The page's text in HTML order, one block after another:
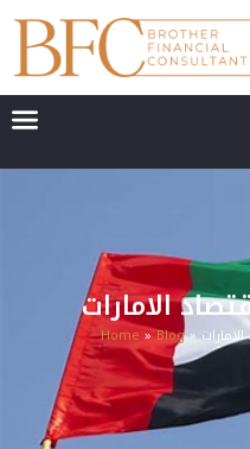
الامارات
Home »Blog»